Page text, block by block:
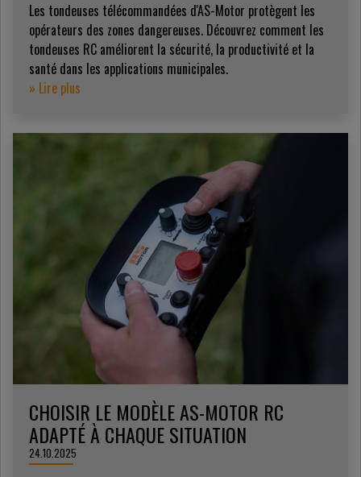
Les tondeuses télécommandées d'AS-Motor protègent les
opérateurs des zones dangereuses. Découvrez comment les
tondeuses RC améliorent la sécurité, la productivité et la
santé dans les applications municipales.
» Lire plus
CHOISIR LE MODÈLE AS-MOTOR RC
ADAPTÉ À CHAQUE SITUATION
24.10.2025